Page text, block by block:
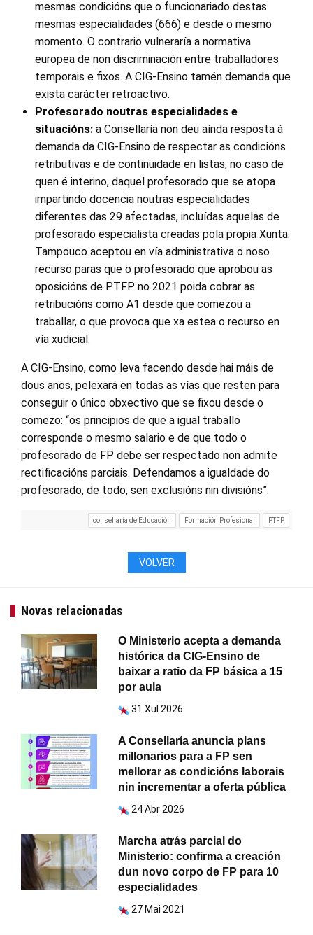
mesmas condicións que o funcionariado destas
mesmas especialidades (666) e desde o mesmo
momento. O contrario vulneraría a normativa
europea de non discriminación entre traballadores
temporais e fixos. A CIG-Ensino tamén demanda que
exista carácter retroactivo.
Profesorado noutras especialidades e
situacións: a Consellaría non deu aínda resposta á
demanda da CIG-Ensino de respectar as condicións
retributivas e de continuidade en listas, no caso de
quen é interino, daquel profesorado que se atopa
impartindo docencia noutras especialidades
diferentes das 29 afectadas, incluídas aquelas de
profesorado especialista creadas pola propia Xunta.
Tampouco aceptou en vía administrativa o noso
recurso paras que o profesorado que aprobou as
oposicións de PTFP no 2021 poida cobrar as
retribucións como A1 desde que comezou a
traballar, o que provoca que xa estea o recurso en
vía xudicial.
A CIG-Ensino, como leva facendo desde hai máis de
dous anos, pelexará en todas as vías que resten para
conseguir o único obxectivo que se fixou desde o
comezo: “os principios de que a igual traballo
corresponde o mesmo salario e de que todo o
profesorado de FP debe ser respectado non admite
rectificacións parciais. Defendamos a igualdade do
profesorado, de todo, sen exclusións nin divisións”.
consellaría de Educación Formación Profesional PTFP
VOLVER
Novas relacionadas
O Ministerio acepta a demanda
histórica da CIG-Ensino de
baixar a ratio da FP básica a 15
por aula
31 Xul 2026
A Consellaría anuncia plans
millonarios para a FP sen
mellorar as condicións laborais
nin incrementar a oferta pública
24 Abr 2026
Marcha atrás parcial do
Ministerio: confirma a creación
dun novo corpo de FP para 10
especialidades
27 Mai 2021